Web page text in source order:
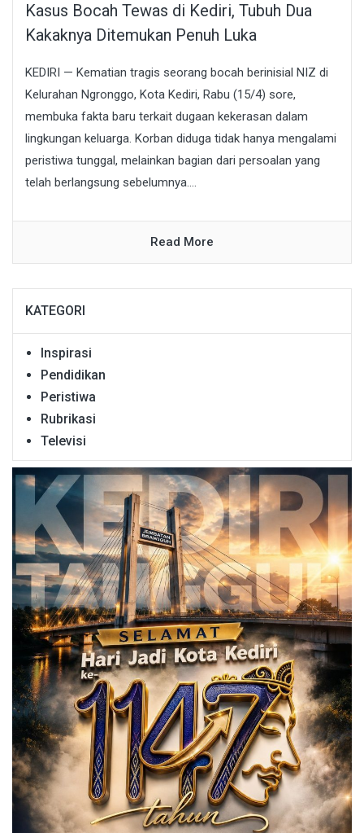
Kasus Bocah Tewas di Kediri, Tubuh Dua
Kakaknya Ditemukan Penuh Luka
KEDIRI — Kematian tragis seorang bocah berinisial NIZ di
Kelurahan Ngronggo, Kota Kediri, Rabu (15/4) sore,
membuka fakta baru terkait dugaan kekerasan dalam
lingkungan keluarga. Korban diduga tidak hanya mengalami
peristiwa tunggal, melainkan bagian dari persoalan yang
telah berlangsung sebelumnya....
Read More
KATEGORI
Inspirasi
Pendidikan
Peristiwa
Rubrikasi
Televisi